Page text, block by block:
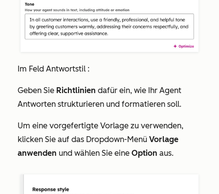
Im Feld Antwortstil :
Geben Sie Richtlinien dafür ein, wie Ihr Agent
Antworten strukturieren und formatieren soll.
Um eine vorgefertigte Vorlage zu verwenden,
klicken Sie auf das Dropdown-Menü Vorlage
anwenden und wählen Sie eine Option aus.